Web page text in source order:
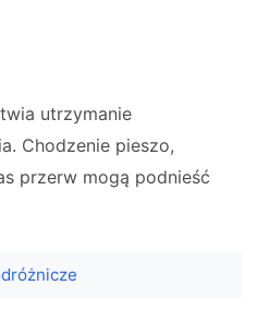
utrzymanie
Chodzenie pieszo,
przerw mogą podnieść